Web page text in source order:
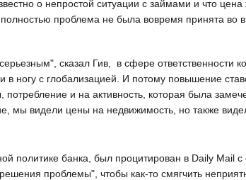
о непростой ситуации с займами и что
проблема не была вовремя принята во
сказал Гив, в сфере ответственности
ногу с глобализацией. И потому повышение
потребление и на активность, которая была
мы видели цены на недвижимость, но также
политике банка, был процитирован в Daily Mail
проблемы", чтобы как-то смягчить